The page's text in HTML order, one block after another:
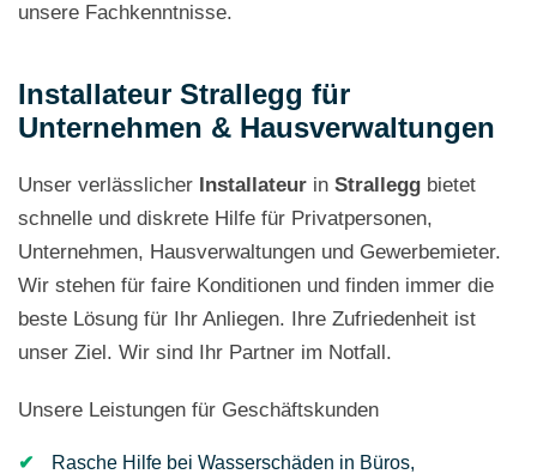
unsere Fachkenntnisse.
Installateur Strallegg für
Unternehmen & Hausverwaltungen
Unser verlässlicher Installateur in Strallegg bietet
schnelle und diskrete Hilfe für Privatpersonen,
Unternehmen, Hausverwaltungen und Gewerbemieter.
Wir stehen für faire Konditionen und finden immer die
beste Lösung für Ihr Anliegen. Ihre Zufriedenheit ist
unser Ziel. Wir sind Ihr Partner im Notfall.
Unsere Leistungen für Geschäftskunden
Rasche Hilfe bei Wasserschäden in Büros,